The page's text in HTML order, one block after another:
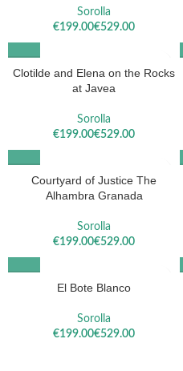
Sorolla
€
€
Clotilde and Elena on the Rocks
at Javea
Sorolla
€
€
Courtyard of Justice The
Alhambra Granada
Sorolla
€
€
El Bote Blanco
Sorolla
€
€